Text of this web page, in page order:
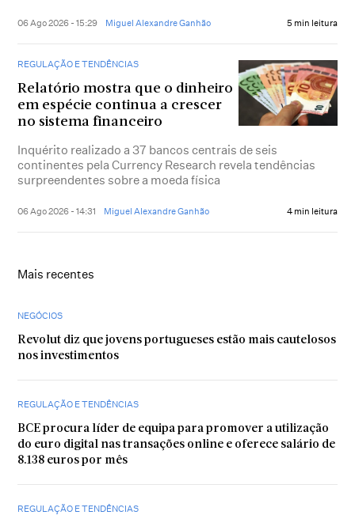
06 Ago 2026 - 15:29 Miguel Alexandre Ganhão 5 min leitura
REGULAÇÃO E TENDÊNCIAS
Relatório mostra que o dinheiro
em espécie continua a crescer
no sistema financeiro
Inquérito realizado a 37 bancos centrais de seis
continentes pela Currency Research revela tendências
surpreendentes sobre a moeda física
06 Ago 2026 - 14:31 Miguel Alexandre Ganhão 4 min leitura
Mais recentes
NEGÓCIOS
Revolut diz que jovens portugueses estão mais cautelosos
nos investimentos
REGULAÇÃO E TENDÊNCIAS
BCE procura líder de equipa para promover a utilização
do euro digital nas transações online e oferece salário de
8.138 euros por mês
REGULAÇÃO E TENDÊNCIAS